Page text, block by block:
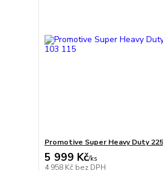
Promotive Super Heavy Duty
5 999 Kč/ks
4 958 Kč bez DPH